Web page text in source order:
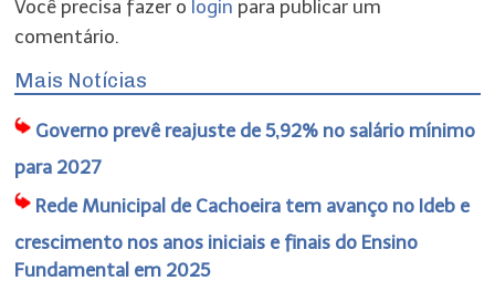
Você precisa fazer o login para publicar um
comentário.
Mais Notícias
Governo prevê reajuste de 5,92% no salário mínimo
para 2027
Rede Municipal de Cachoeira tem avanço no Ideb e
crescimento nos anos iniciais e finais do Ensino
Fundamental em 2025